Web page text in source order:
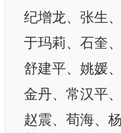
纪增龙、张生
于玛莉、石奎
舒建平、姚媛
金丹、常汉平
赵震、荀海、